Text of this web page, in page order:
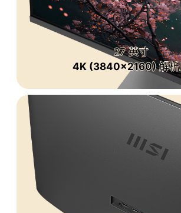
27 英寸
4K (3840x2160)解析